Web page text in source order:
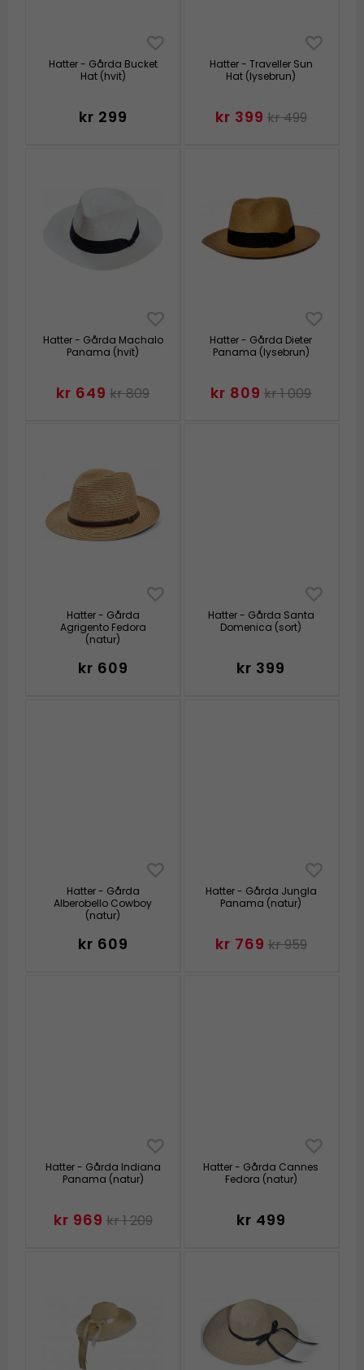
Hatter - Gårda Bucket
Hat (hvit)
kr 299
Hatter - Traveller Sun
Hat (lysebrun)
kr 399 kr 499
Hatter - Gårda Machalo
Panama (hvit)
kr 649 kr 809
Hatter - Gårda Dieter
Panama (lysebrun)
kr 809 kr 1 009
Hatter - Gårda
Agrigento Fedora
(natur)
kr 609
Hatter - Gårda Santa
Domenica (sort)
kr 399
Hatter - Gårda
Alberobello Cowboy
(natur)
kr 609
Hatter - Gårda Jungla
Panama (natur)
kr 769 kr 959
Hatter - Gårda Indiana
Panama (natur)
kr 969 kr 1 209
Hatter - Gårda Cannes
Fedora (natur)
kr 499